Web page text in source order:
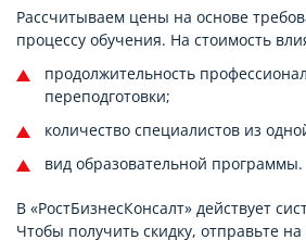
Рассчитываем цены на основе
процессу обучения. На стоимость
продолжительность
переподготовки;
количество специалистов из
вид образовательной программы.
В «РостБизнесКонсалт» действует
Чтобы получить скидку, отправьте